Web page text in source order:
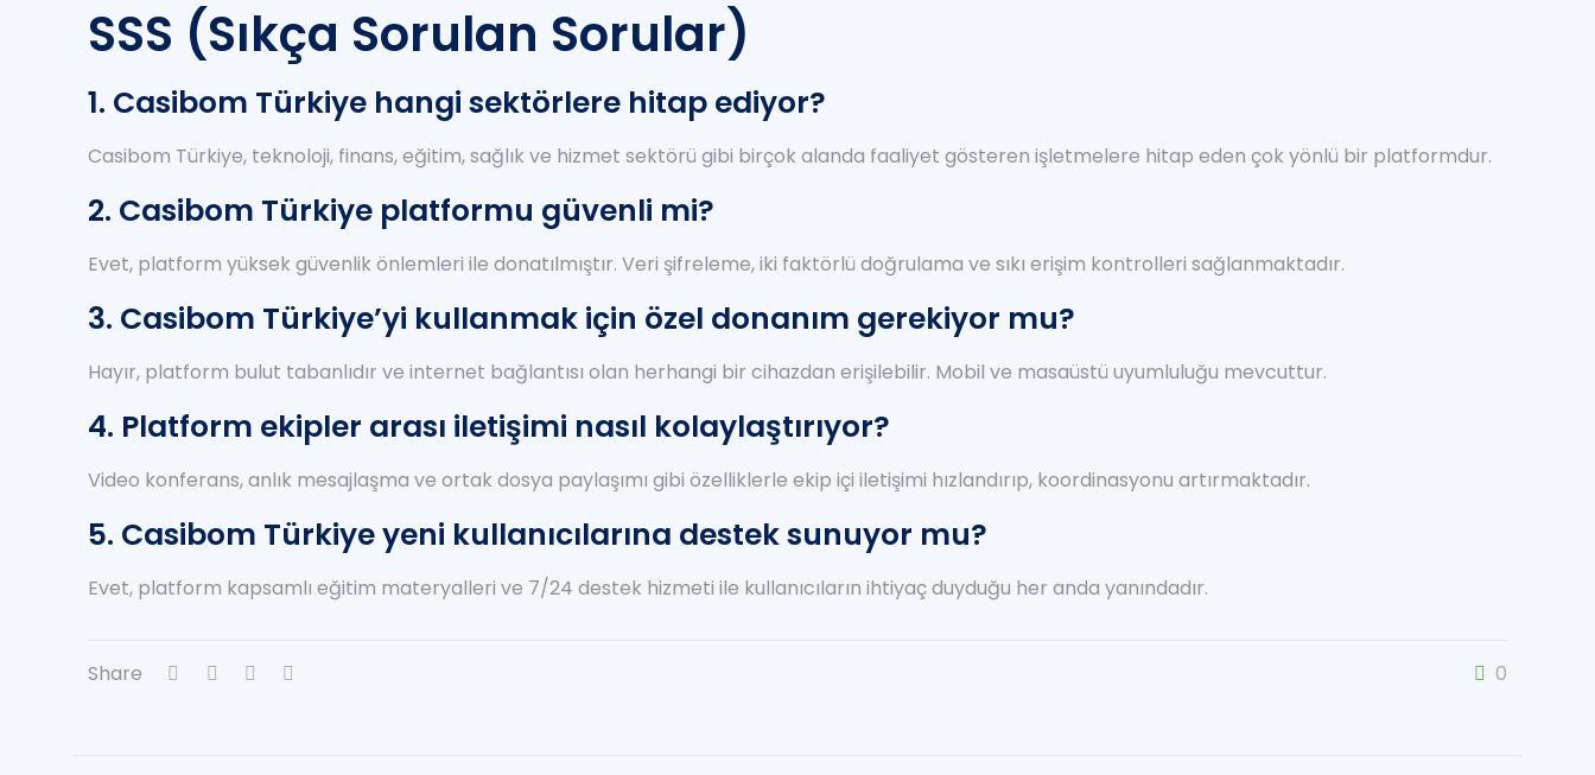
SSS (Sıkça Sorulan Sorular)
1. Casibom Türkiye hangi sektörlere hitap ediyor?
Casibom Türkiye, teknoloji, finans, eğitim, sağlık ve hizmet sektörü gibi birçok alanda faaliyet gösteren işletmelere hitap eden çok yönlü bir platformdur.
2. Casibom Türkiye platformu güvenli mi?
Evet, platform yüksek güvenlik önlemleri ile donatılmıştır. Veri şifreleme, iki faktörlü doğrulama ve sıkı erişim kontrolleri sağlanmaktadır.
3. Casibom Türkiye’yi kullanmak için özel donanım gerekiyor mu?
Hayır, platform bulut tabanlıdır ve internet bağlantısı olan herhangi bir cihazdan erişilebilir. Mobil ve masaüstü uyumluluğu mevcuttur.
4. Platform ekipler arası iletişimi nasıl kolaylaştırıyor?
Video konferans, anlık mesajlaşma ve ortak dosya paylaşımı gibi özelliklerle ekip içi iletişimi hızlandırıp, koordinasyonu artırmaktadır.
5. Casibom Türkiye yeni kullanıcılarına destek sunuyor mu?
Evet, platform kapsamlı eğitim materyalleri ve 7/24 destek hizmeti ile kullanıcıların ihtiyaç duyduğu her anda yanındadır.
Share 0